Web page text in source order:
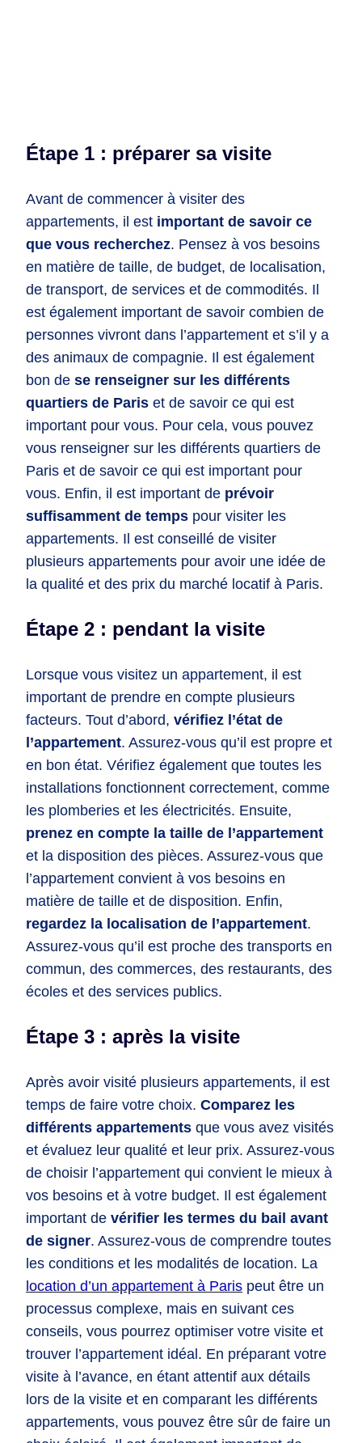
Étape 1 : préparer sa visite
Avant de commencer à visiter des
appartements, il est important de savoir ce
que vous recherchez. Pensez à vos besoins
en matière de taille, de budget, de localisation,
de transport, de services et de commodités. Il
est également important de savoir combien de
personnes vivront dans l’appartement et s’il y a
des animaux de compagnie. Il est également
bon de se renseigner sur les différents
quartiers de Paris et de savoir ce qui est
important pour vous. Pour cela, vous pouvez
vous renseigner sur les différents quartiers de
Paris et de savoir ce qui est important pour
vous. Enfin, il est important de prévoir
suffisamment de temps pour visiter les
appartements. Il est conseillé de visiter
plusieurs appartements pour avoir une idée de
la qualité et des prix du marché locatif à Paris.
Étape 2 : pendant la visite
Lorsque vous visitez un appartement, il est
important de prendre en compte plusieurs
facteurs. Tout d’abord, vérifiez l’état de
l’appartement. Assurez-vous qu’il est propre et
en bon état. Vérifiez également que toutes les
installations fonctionnent correctement, comme
les plomberies et les électricités. Ensuite,
prenez en compte la taille de l’appartement
et la disposition des pièces. Assurez-vous que
l’appartement convient à vos besoins en
matière de taille et de disposition. Enfin,
regardez la localisation de l’appartement.
Assurez-vous qu’il est proche des transports en
commun, des commerces, des restaurants, des
écoles et des services publics.
Étape 3 : après la visite
Après avoir visité plusieurs appartements, il est
temps de faire votre choix. Comparez les
différents appartements que vous avez visités
et évaluez leur qualité et leur prix. Assurez-vous
de choisir l’appartement qui convient le mieux à
vos besoins et à votre budget. Il est également
important de vérifier les termes du bail avant
de signer. Assurez-vous de comprendre toutes
les conditions et les modalités de location. La
location d’un appartement à Paris peut être un
processus complexe, mais en suivant ces
conseils, vous pourrez optimiser votre visite et
trouver l’appartement idéal. En préparant votre
visite à l’avance, en étant attentif aux détails
lors de la visite et en comparant les différents
appartements, vous pouvez être sûr de faire un